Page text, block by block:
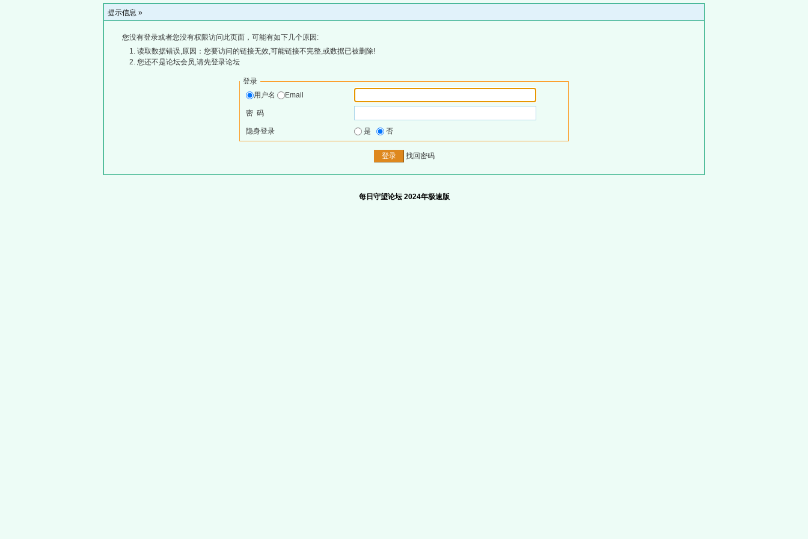
提示信息 »
您没有登录或者您没有权限访问此页面，可能有如下几个原因:
读取数据错误,原因：您要访问的链接无效,可能链接不完整,或数据已被删除!
您还不是论坛会员,请先登录论坛
登录
用户名
Email
密 码
隐身登录 是 否
找回密码
每日守望论坛 2024年极速版